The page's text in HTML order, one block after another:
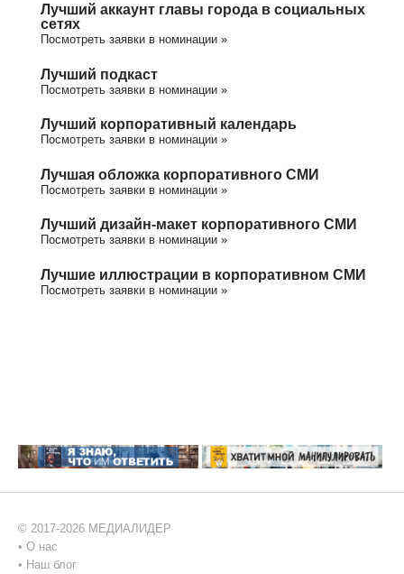
Лучший аккаунт главы города в социальных
сетях
Посмотреть заявки в номинации »
Лучший подкаст
Посмотреть заявки в номинации »
Лучший корпоративный календарь
Посмотреть заявки в номинации »
Лучшая обложка корпоративного СМИ
Посмотреть заявки в номинации »
Лучший дизайн-макет корпоративного СМИ
Посмотреть заявки в номинации »
Лучшие иллюстрации в корпоративном СМИ
Посмотреть заявки в номинации »
© 2017-2026 МЕДИАЛИДЕР
• О нас
• Наш блог